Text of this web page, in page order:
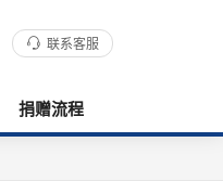
联系客服
捐赠流程